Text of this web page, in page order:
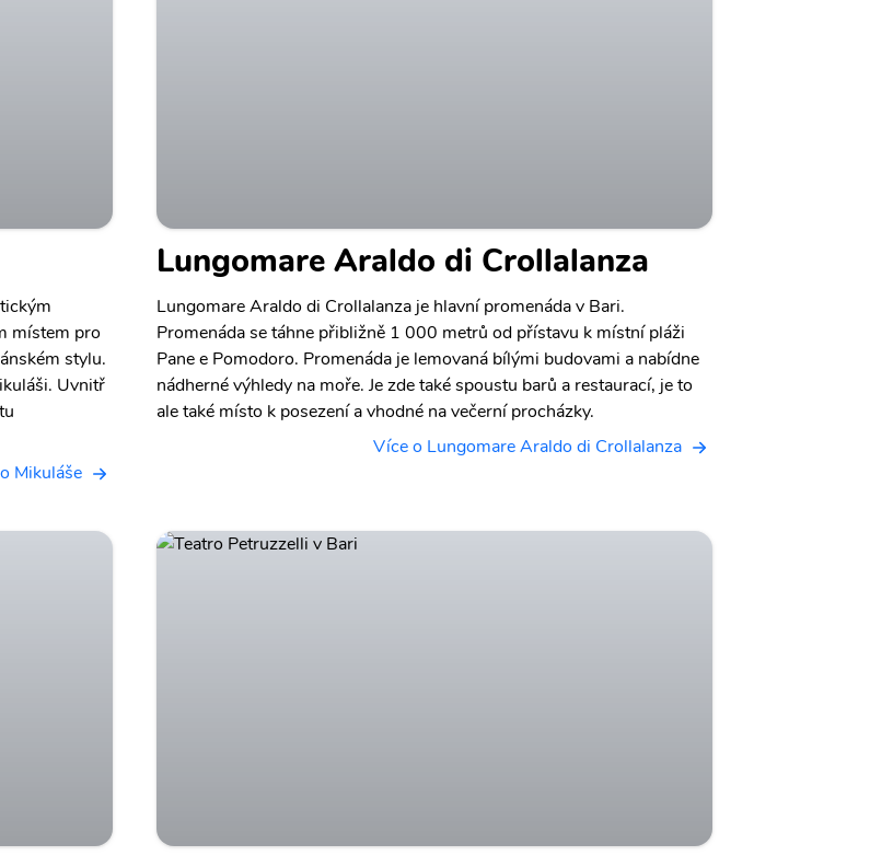
místem pro
stylu.
Uvnitř
Mikuláše
Lungomare Araldo di Crollalanza
Lungomare Araldo di Crollalanza je hlavní promenáda v Bari.
Promenáda se táhne přibližně 1 000 metrů od přístavu k místní pláži
Pane e Pomodoro. Promenáda je lemovaná bílými budovami a nabídne
nádherné výhledy na moře. Je zde také spoustu barů a restaurací, je to
ale také místo k posezení a vhodné na večerní procházky.
Více o Lungomare Araldo di Crollalanza